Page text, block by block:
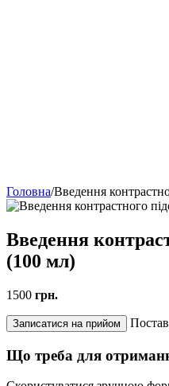
Головна/Введення
Введення
(100 мл)
1500 грн.
Записатися на прийом
Що треба для